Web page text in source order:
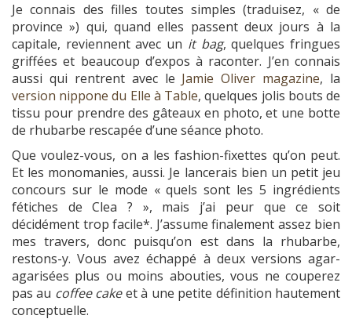
Je connais des filles toutes simples (traduisez, « de
province ») qui, quand elles passent deux jours à la
capitale, reviennent avec un it bag, quelques fringues
griffées et beaucoup d’expos à raconter. J’en connais
aussi qui rentrent avec le Jamie Oliver magazine, la
version nippone du Elle à Table, quelques jolis bouts de
tissu pour prendre des gâteaux en photo, et une botte
de rhubarbe rescapée d’une séance photo.
Que voulez-vous, on a les fashion-fixettes qu’on peut.
Et les monomanies, aussi. Je lancerais bien un petit jeu
concours sur le mode « quels sont les 5 ingrédients
fétiches de Clea ? », mais j’ai peur que ce soit
décidément trop facile*. J’assume finalement assez bien
mes travers, donc puisqu’on est dans la rhubarbe,
restons-y. Vous avez échappé à deux versions agar-
agarisées plus ou moins abouties, vous ne couperez
pas au coffee cakeet à une petite définition hautement
conceptuelle.